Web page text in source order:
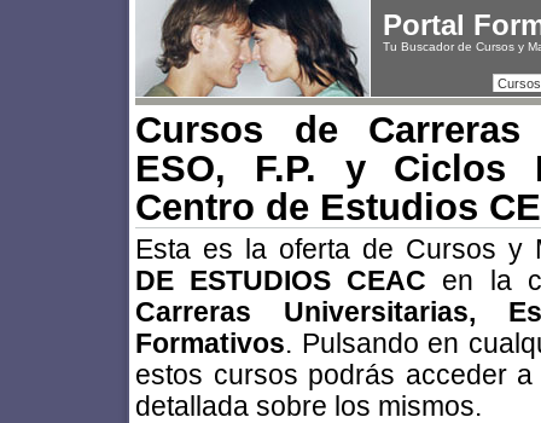
Portal
Tu Buscador de Cursos y
Cursos de Carreras
ESO, F.P. y Ciclos
Centro de Estudios
Esta es la oferta de Cursos y
DE ESTUDIOS CEAC en la
Carreras Universitarias,
Formativos. Pulsando en
estos cursos podrás acceder
detallada sobre los mismos.